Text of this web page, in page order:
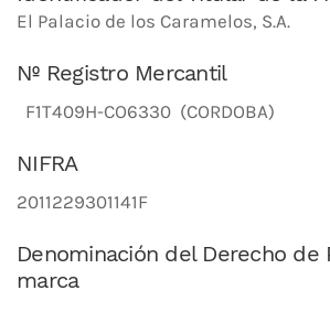
El Palacio de los Caramelos, S.A.
Nº Registro Mercantil
F1T409H-CO6330 (CORDOBA)
NIFRA
2011229301141F
Denominación del Derecho de
marca